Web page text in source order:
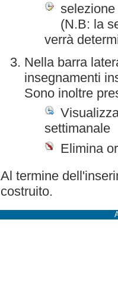
(N.B: la
verrà
Nella barra
insegnamenti
Sono inoltre
settimanale
Elimina
Al termine
costruito.